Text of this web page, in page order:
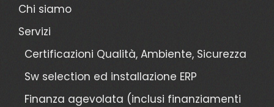
Chi siamo
Servizi
Certificazioni Qualità, Ambiente, Sicurezza
Sw selection ed installazione ERP
Finanza agevolata (inclusi finanziamenti